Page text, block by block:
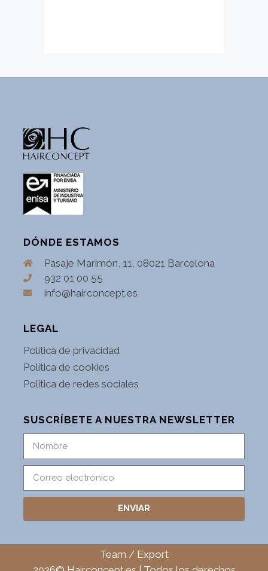
DÓNDE ESTAMOS
Pasaje Marimón, 11, 08021 Barcelona
932 01 00 55
info@hairconcept.es
LEGAL
Política de privacidad
Política de cookies
Política de redes sociales
SUSCRÍBETE A NUESTRA NEWSLETTER
ENVIAR
Team / Export